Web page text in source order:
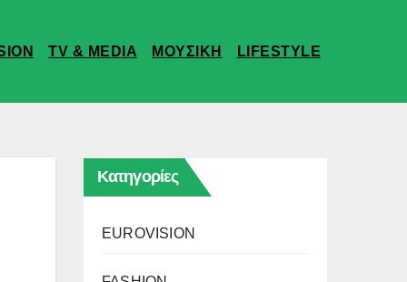
TV & MEDIA ΜΟΥΣΙΚΗ LIFESTYLE
Κατηγορίες
EUROVISION